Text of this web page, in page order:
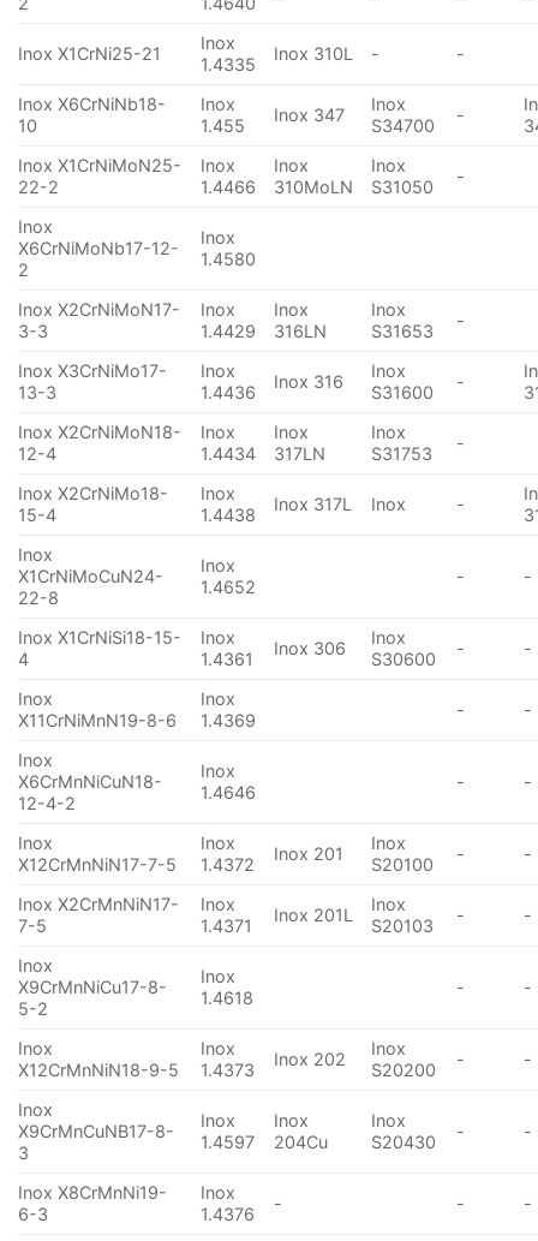
Inox X1CrNi25-21
Inox
1.4335
Inox 310L - -
Inox X6CrNiNb18-
10
Inox
1.455
Inox 347
Inox
S34700
-
Inox X1CrNiMoN25-
22-2
Inox
1.4466
Inox
310MoLN
Inox
S31050
-
Inox
X6CrNiMoNb17-12-
2
Inox
1.4580
Inox X2CrNiMoN17-
3-3
Inox
1.4429
Inox
316LN
Inox
S31653
-
Inox X3CrNiMo17-
13-3
Inox
1.4436
Inox 316
Inox
S31600
-
Inox X2CrNiMoN18-
12-4
Inox
1.4434
Inox
317LN
Inox
S31753
-
Inox X2CrNiMo18-
15-4
Inox
1.4438
Inox 317L Inox -
Inox
X1CrNiMoCuN24-
22-8
Inox
1.4652
- -
Inox X1CrNiSi18-15-
4
Inox
1.4361
Inox 306
Inox
S30600
- -
Inox
X11CrNiMnN19-8-6
Inox
1.4369
- -
Inox
X6CrMnNiCuN18-
12-4-2
Inox
1.4646
- -
Inox
X12CrMnNiN17-7-5
Inox
1.4372
Inox 201
Inox
S20100
- -
Inox X2CrMnNiN17-
7-5
Inox
1.4371
Inox 201L
Inox
S20103
- -
Inox
X9CrMnNiCu17-8-
5-2
Inox
1.4618
- -
Inox
X12CrMnNiN18-9-5
Inox
1.4373
Inox 202
Inox
S20200
- -
Inox
X9CrMnCuNB17-8-
3
Inox
1.4597
Inox
204Cu
Inox
S20430
- -
Inox X8CrMnNi19-
6-3
Inox
1.4376
- - -